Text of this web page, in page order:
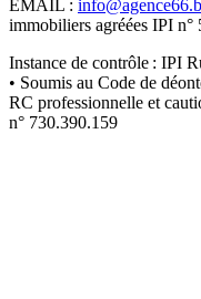
EMAIL :
immobiliers agréées IPI n°
Instance de contrôle : IPI
• Soumis au Code de
RC professionnelle et
n° 730.390.159